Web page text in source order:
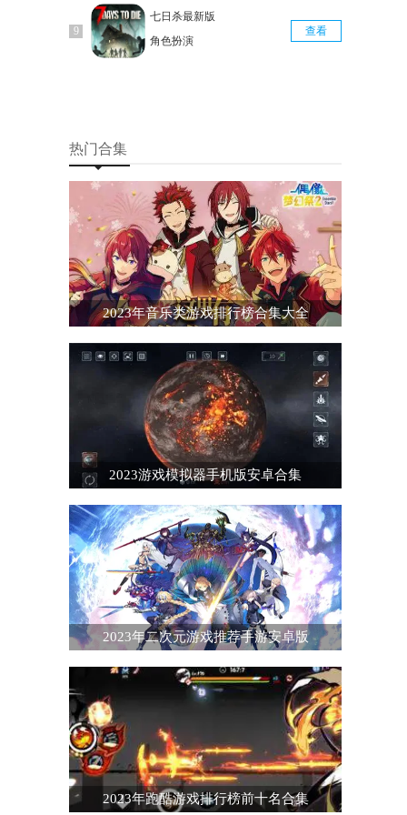
七日杀最新版
角色扮演
查看
热门合集
2023年音乐类游戏排行榜合集大全
2023游戏模拟器手机版安卓合集
2023年二次元游戏推荐手游安卓版
2023年跑酷游戏排行榜前十名合集